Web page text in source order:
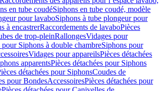
en tube coudéSiphons en tube coudé, modèle
pour lavaboSiphons à tube plongeur pour
à encastrerRaccordements de lavaboPièces
de trop-pleinRallongesVidages pour
pour Siphons à double chambreSiphons pour
Vidages pour appareilsPièces détachées
apparentsPièces détachées pour Siphons
détachées pour SiphonsCoudes de
pour BondesAccessoiresPièces détachées pour